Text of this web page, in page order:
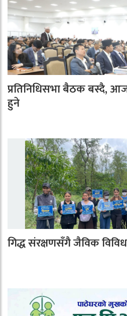
प्रतिनिधिसभा बैठक बस्दै,
हुने
गिद्ध संरक्षणसँगै जैविक